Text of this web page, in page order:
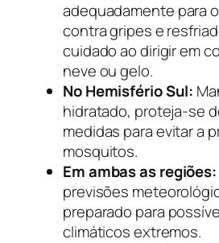
adequadamente para
contra gripes e
cuidado ao dirigir em
neve ou gelo.
No Hemisfério Sul:
hidratado, proteja-se
medidas para evitar a
mosquitos.
Em ambas as regiões:
previsões
preparado para
climáticos extremos.